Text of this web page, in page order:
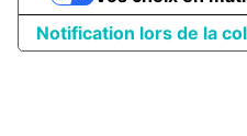
Notification lors de la